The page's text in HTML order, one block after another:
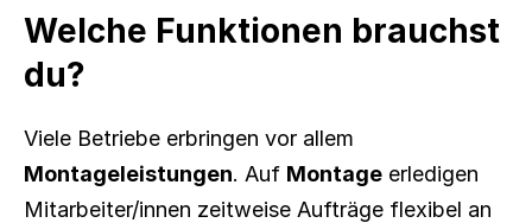
Welche Funktionen brauchst
du?
Montageleistungen. Auf Montage erledigen
Mitarbeiter/innen zeitweise Aufträge flexibel an